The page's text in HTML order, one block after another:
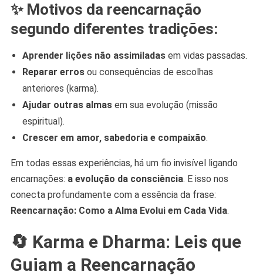
✨ Motivos da reencarnação
segundo diferentes tradições:
Aprender lições não assimiladasem vidas passadas.
Reparar errosou consequências de escolhas
anteriores (karma).
Ajudar outras almasem sua evolução (missão
espiritual).
Crescer em amor, sabedoria e compaixão.
Em todas essas experiências, há um fio invisível ligando
encarnações: a evolução da consciência. E isso nos
conecta profundamente com a essência da frase:
Reencarnação: Como a Alma Evolui em Cada Vida.
🔄 Karma e Dharma: Leis que
Guiam a Reencarnação